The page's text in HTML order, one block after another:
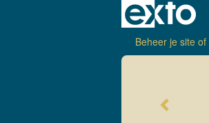
Beheer je site of